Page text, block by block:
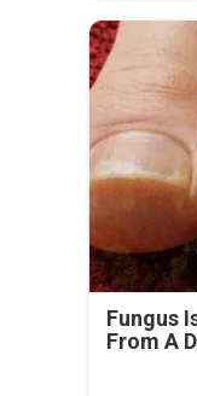
Fungus
From A